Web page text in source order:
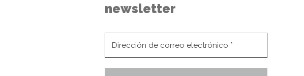
newsletter